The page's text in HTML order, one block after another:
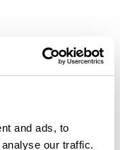
and ads, to
our traffic.
¿Ya lo has